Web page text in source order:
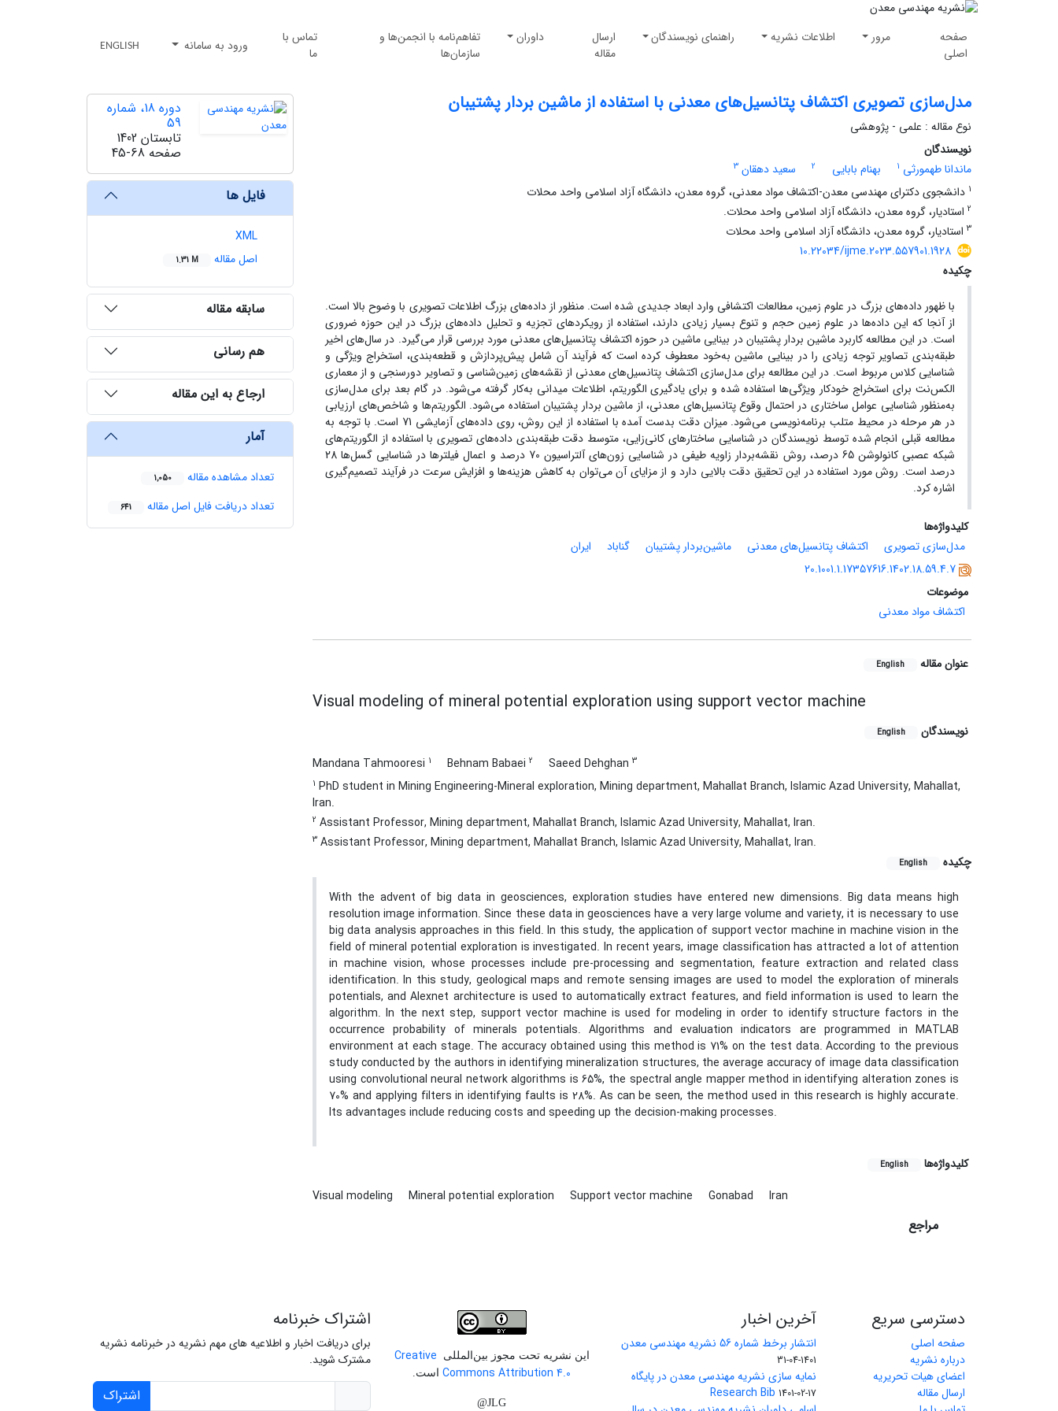
صفحه
اصلی
مرور اطلاعات نشریه راهنمای نویسندگان
ارسال
مقاله
داوران
تفاهم‌نامه با انجمن‌ها و
سازمان‌ها
تماس با
ما
ورود به سامانه ENGLISH
مدل‌سازی تصویری اکتشاف پتانسیل‌های معدنی با استفاده از ماشین‌ بردار پشتیبان
نوع مقاله : علمی - پژوهشی
نویسندگان
ماندانا طهمورثی 1 بهنام بابایی 2 سعید دهقان 3
1 دانشجوی دکترای مهندسی معدن-اکتشاف مواد معدنی، گروه معدن، دانشگاه آزاد اسلامی واحد محلات
2 استادیار، گروه معدن، دانشگاه آزاد اسلامی واحد محلات.
3 استادیار، گروه معدن، دانشگاه آزاد اسلامی واحد محلات
10.22034/ijme.2023.557901.1928
چکیده
با ظهور داده‌های بزرگ در علوم زمین، مطالعات اکتشافی وارد ابعاد جدیدی شده ‌است. منظور از داده‌های بزرگ اطلاعات تصویری با وضوح بالا است.
از آنجا ‌که این داده‌ها در علوم زمین حجم و تنوع بسیار زیادی دارند، استفاده از رویکردهای تجزیه و تحلیل داده‌های بزرگ در این حوزه ضروری
است. در این مطالعه کاربرد ماشین بردار پشتیبان در بینایی ماشین در حوزه اکتشاف پتانسیل‌های معدنی مورد بررسی قرار می‌گیرد. در سال‌های اخیر
طبقه‌بندی تصاویر توجه زیادی را در بینایی ماشین به‌خود معطوف کرده است که فرآیند آن شامل پیش‌پردازش و قطعه‌بندی، استخراج ویژگی و
شناسایی کلاس مربوط است. در این مطالعه برای مدل‌سازی اکتشاف پتانسیل‌های معدنی از نقشه‌های زمین‌شناسی و تصاویر دورسنجی و از معماری
الکس‌نت برای استخراج خودکار ویژگی‌ها استفاده شده و برای یادگیری الگوریتم، اطلاعات میدانی به‌کار گرفته می‌شود. در گام بعد برای مدل‌سازی
به‌منظور شناسایی عوامل ساختاری در احتمال وقوع پتانسیل‌های معدنی، از ماشین بردار پشتیبان استفاده می‌شود. الگوریتم‌ها و شاخص‌های ارزیابی
در هر مرحله در محیط متلب برنامه‌نویسی می‌شود. میزان دقت بدست آمده با استفاده از این روش، روی داده‌های آزمایشی 71 است. با توجه به
مطالعه قبلی انجام شده توسط نویسندگان در شناسایی ساختارهای کانی‌زایی، متوسط دقت طبقه‌بندی داده‌های تصویری با استفاده از الگوریتم‌های
شبکه عصبی کانولوشن 65 درصد، روش نقشه‌بردار زاویه طیفی در شناسایی زون‌های آلتراسیون 70 درصد و اعمال فیلترها در شناسایی گسل‌ها 28
درصد است. روش مورد استفاده در این تحقیق دقت بالایی دارد و از مزایای آن می‌توان به کاهش هزینه‌ها و افزایش سرعت در فرآیند تصمیم‌گیری
اشاره کرد.
کلیدواژه‌ها
مدل‌سازی تصویری
اکتشاف پتانسیل‌های معدنی ماشین‌بردار پشتیبان گناباد
ایران
20.1001.1.17357616.1402.18.59.4.7
موضوعات
اکتشاف مواد معدنی
عنوان مقاله English
Visual modeling of mineral potential exploration using support vector machine
نویسندگان English
Mandana Tahmooresi 1 Behnam Babaei 2 Saeed Dehghan 3
1 PhD student in Mining Engineering-Mineral exploration, Mining department, Mahallat Branch, Islamic Azad University, Mahallat,
Iran.
2 Assistant Professor, Mining department, Mahallat Branch, Islamic Azad University, Mahallat, Iran.
3 Assistant Professor, Mining department, Mahallat Branch, Islamic Azad University, Mahallat, Iran.
چکیده
English
With the advent of big data in geosciences, exploration studies have entered new dimensions. Big data means high
resolution image information. Since these data in geosciences have a very large volume and variety, it is necessary to use
big data analysis approaches in this field. In this study, the application of support vector machine in machine vision in the
field of mineral potential exploration is investigated. In recent years, image classification has attracted a lot of attention
in machine vision, whose processes include pre-processing and segmentation, feature extraction and related class
identification. In this study, geological maps and remote sensing images are used to model the exploration of minerals
potentials, and Alexnet architecture is used to automatically extract features, and field information is used to learn the
algorithm. In the next step, support vector machine is used for modeling in order to identify structure factors in the
occurrence probability of minerals potentials. Algorithms and evaluation indicators are programmed in MATLAB
environment at each stage. The accuracy obtained using this method is 71% on the test data. According to the previous
study conducted by the authors in identifying mineralization structures, the average accuracy of image data classification
using convolutional neural network algorithms is 65%, the spectral angle mapper method in identifying alteration zones is
70% and applying filters in identifying faults is 28%. As can be seen, the method used in this research is highly accurate.
Its advantages include reducing costs and speeding up the decision-making processes.
کلیدواژه‌ها English
Visual modeling Mineral potential exploration Support vector machine Gonabad Iran
مراجع
دوره 18، شماره
59
تابستان 1402
صفحه45-68
فایل ها
XML
اصل مقاله
1.31 M
سابقه مقاله
هم رسانی
ارجاع به این مقاله
آمار
تعداد مشاهده مقاله 1,050
تعداد دریافت فایل اصل مقاله 641
دسترسی سریع
صفحه اصلی
درباره نشریه
اعضای هیات تحریریه
ارسال مقاله
آخرین اخبار
انتشار برخط شماره 56 نشریه مهندسی معدن
1401-04-31
نمایه سازی نشریه مهندسی معدن در پایگاه
Research Bib 1401-02-17
این نشریه تحت مجوز بین‌المللی
Creative
Commons Attribution 4.0
است.
JLG@
اشتراک خبرنامه
برای دریافت اخبار و اطلاعیه های مهم نشریه در خبرنامه نشریه
مشترک شوید.
اشتراک